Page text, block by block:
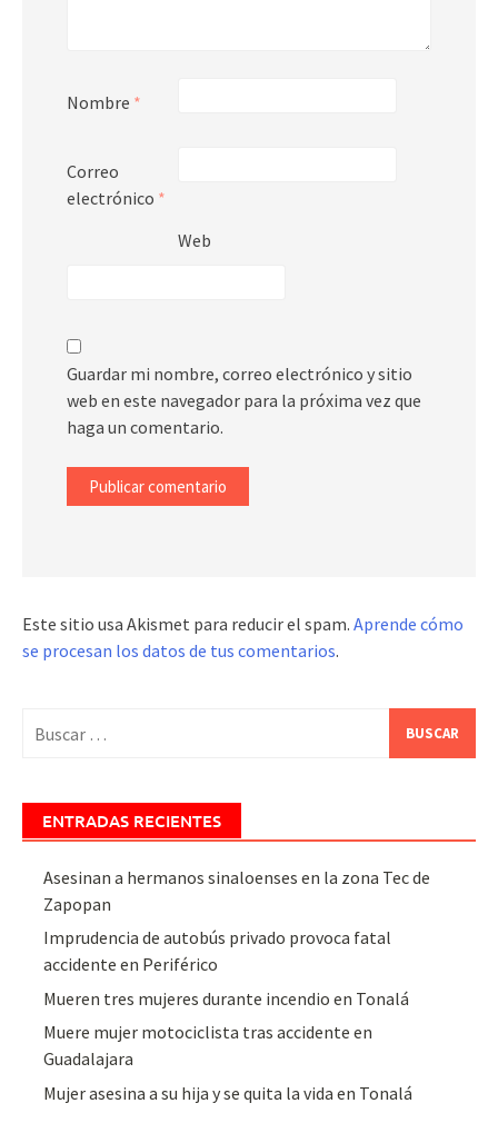
Nombre *
Correo
electrónico *
Web
Guardar mi nombre, correo electrónico y sitio
web en este navegador para la próxima vez que
haga un comentario.
Este sitio usa Akismet para reducir el spam. Aprende cómo
se procesan los datos de tus comentarios.
ENTRADAS RECIENTES
Asesinan a hermanos sinaloenses en la zona Tec de
Zapopan
Imprudencia de autobús privado provoca fatal
accidente en Periférico
Mueren tres mujeres durante incendio en Tonalá
Muere mujer motociclista tras accidente en
Guadalajara
Mujer asesina a su hija y se quita la vida en Tonalá